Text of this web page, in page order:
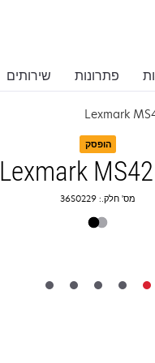
פתרונות שירותים
Lexmark
הופסק
Lexmark
מס' חלק.: 36S0229